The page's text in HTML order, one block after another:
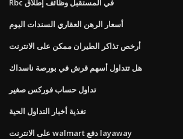
Rbc في المستقبل وظائف إطلاق
أسعار الرهن العقاري السندات اليوم
أرخص تذاكر الطيران ممكن على الانترنت
هل تتداول أسهم قرش في بورصة ناسداك
تداول حساب فوركس صغير
تغذية أخبار التداول الحية
على الانترنت walmart دفع layaway